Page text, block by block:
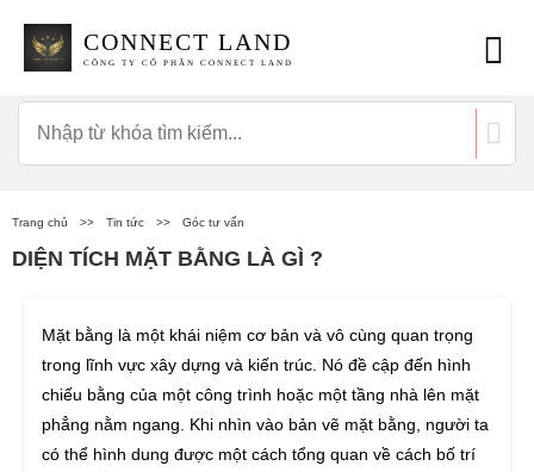
CONNECT LAND
CÔNG TY CỔ PHẦN CONNECT LAND
Trang chủ >> Tin tức >> Góc tư vấn
DIỆN TÍCH MẶT BẰNG LÀ GÌ ?
Mặt bằng là một khái niệm cơ bản và vô cùng quan trọng
trong lĩnh vực xây dựng và kiến trúc. Nó đề cập đến hình
chiếu bằng của một công trình hoặc một tầng nhà lên mặt
phẳng nằm ngang. Khi nhìn vào bản vẽ mặt bằng, người ta
có thể hình dung được một cách tổng quan về cách bố trí